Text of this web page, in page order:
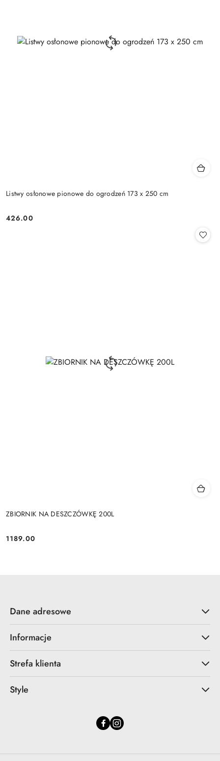
Listwy osłonowe pionowe do ogrodzeń 173 x 250 cm
Cena:
426.00
ZBIORNIK NA DESZCZÓWKĘ 200L
Cena:
1189.00
Dane adresowe
Informacje
Strefa klienta
Style